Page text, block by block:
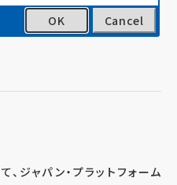
支援（令和2年7月豪雨）
ジャパン・プラットフォーム
OK Cancel